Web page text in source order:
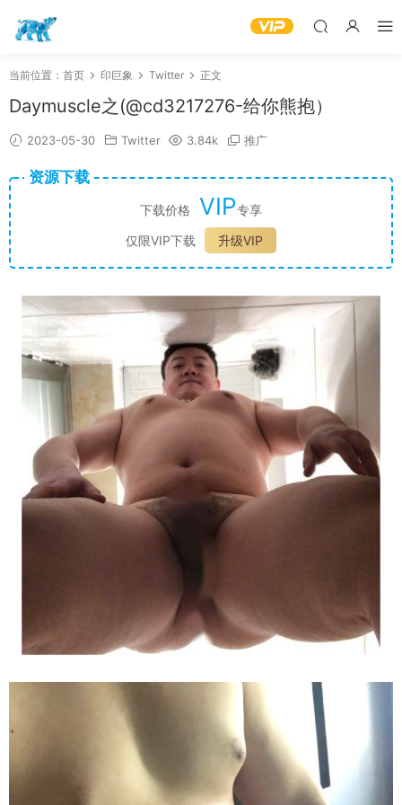
当前位置： 首页 印巨象 Twitter 正文
Daymuscle之(@cd3217276-给你熊抱）
2023-05-30 Twitter 3.84k 推广
资源下载
下载价格 VIP专享
仅限VIP下载
升级VIP